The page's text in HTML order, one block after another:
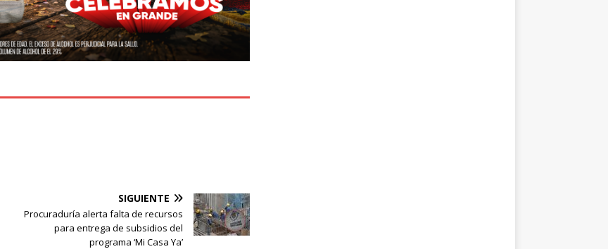
SIGUIENTE
Procuraduría alerta falta de recursos
para entrega de subsidios del
programa ‘Mi Casa Ya’